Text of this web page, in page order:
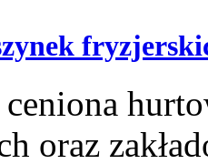
oraz